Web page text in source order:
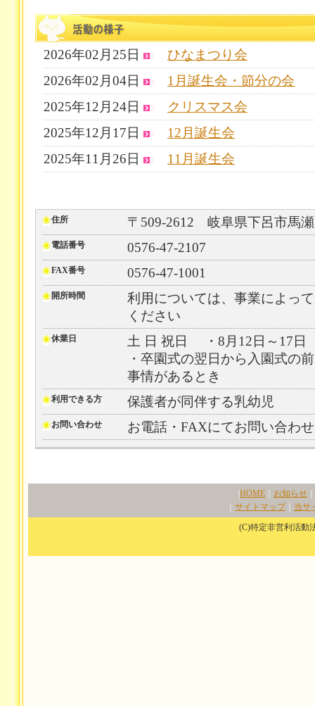
2026年02月25日
ひなまつり会
2026年02月04日
1月誕生会・節分の会
2025年12月24日
クリスマス会
2025年12月17日
12月誕生会
2025年11月26日
11月誕生会
住所 〒509-2612 岐阜県下呂市馬
電話番号 0576-47-2107
FAX番号 0576-47-1001
開所時間
利用については、事業によっ
ください
休業日
土 日 祝日 ・8月12日～17
・卒園式の翌日から入園式の
事情があるとき
利用できる方 保護者が同伴する乳幼児
お問い合わせ お電話・FAXにてお問い合わ
HOME お知らせ
サイトマップ｜ 当サ
(C)特定非営利活動